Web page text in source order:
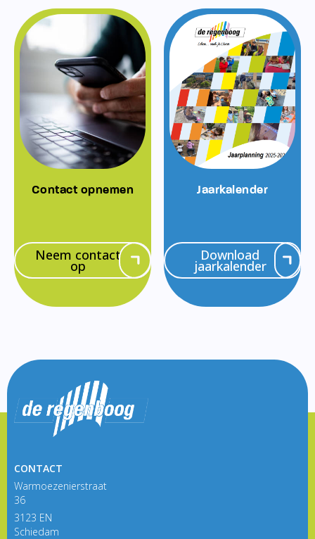
Contact opnemen
Neem contact
op
Jaarkalender
Download
jaarkalender
CONTACT
Warmoezenierstraat
36
3123 EN
Schiedam